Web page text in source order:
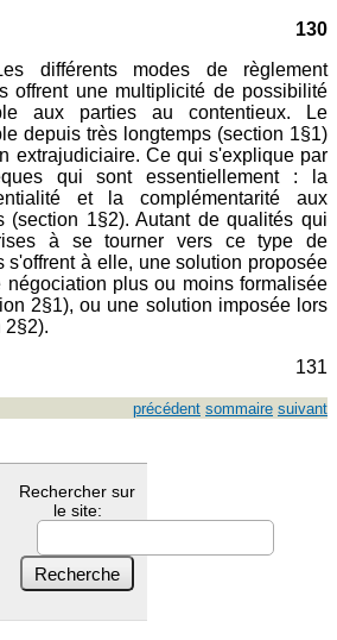
130
différents modes de règlement
offrent une multiplicité de possibilité
aux parties au contentieux. Le
depuis très longtemps (section 1§1)
extrajudiciaire. Ce qui s'explique par
qui sont essentiellement : la
et la complémentarité aux
(section 1§2). Autant de qualités qui
à se tourner vers ce type de
s'offrent à elle, une solution proposée
plus ou moins formalisée
2§1), ou une solution imposée lors
2§2).
131
précédent sommaire suivant
Rechercher sur
le site: